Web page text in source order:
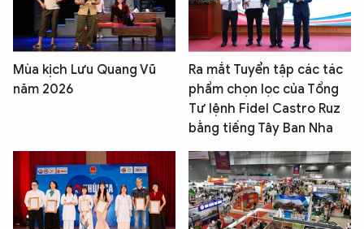
Mùa kịch Lưu Quang Vũ
năm 2026
Ra mắt Tuyển tập các tác
phẩm chọn lọc của Tổng
Tư lệnh Fidel Castro Ruz
bằng tiếng Tây Ban Nha